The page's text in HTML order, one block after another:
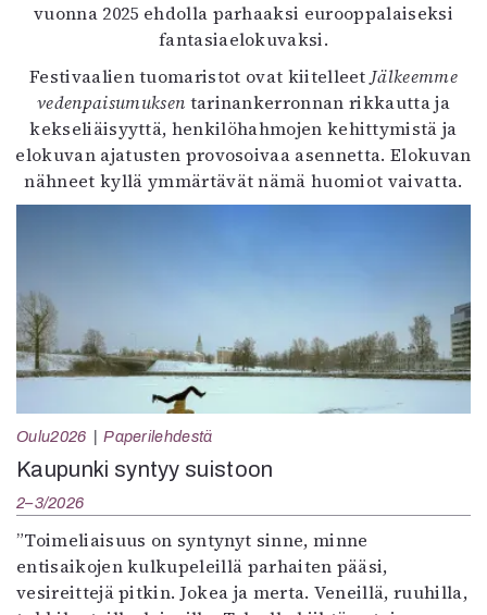
vuonna 2025 ehdolla parhaaksi eurooppalaiseksi
fantasiaelokuvaksi.
Festivaalien tuomaristot ovat kiitelleet Jälkeemme
vedenpaisumuksen tarinankerronnan rikkautta ja
kekseliäisyyttä, henkilöhahmojen kehittymistä ja
elokuvan ajatusten provosoivaa asennetta. Elokuvan
nähneet kyllä ymmärtävät nämä huomiot vaivatta.
Oulu2026 Paperilehdestä
Kaupunki syntyy suistoon
2–3/2026
”Toimeliaisuus on syntynyt sinne, minne
entisaikojen kulkupeleillä parhaiten pääsi,
vesireittejä pitkin. Jokea ja merta. Veneillä, ruuhilla,